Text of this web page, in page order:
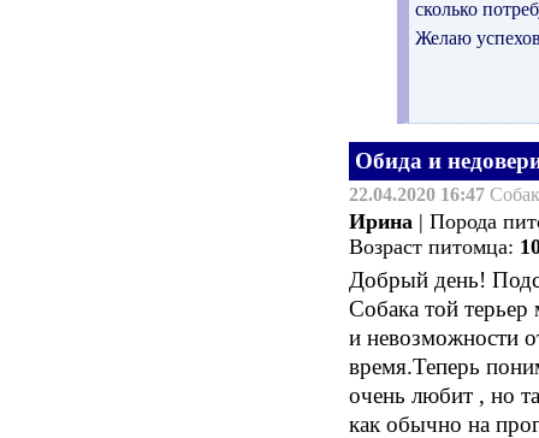
сколько
Желаю
Обида и
22.04.2020 16:47
Ирина | Порода
Возраст питомца:
Добрый день!
Собака той терьер
и невозможности
время.Теперь
очень любит , но
как обычно на